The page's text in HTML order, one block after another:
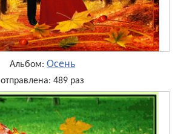
Альбом: Осень
отправлена: 489 раз